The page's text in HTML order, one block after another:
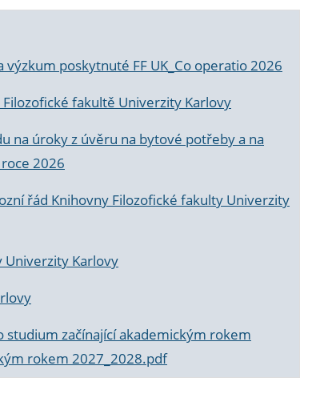
poskytnuté FF UK_Co operatio 2026
fakultě Univerzity Karlovy
na úroky z úvěru na bytové potřeby a na
2026
řád Knihovny Filozofické fakulty Univerzity
Univerzity Karlovy
studium začínající akademickým rokem
rokem 2027_2028.pdf